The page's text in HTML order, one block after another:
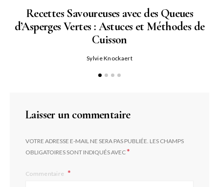
Recettes Savoureuses avec des Queues
d’Asperges Vertes : Astuces et Méthodes de
Cuisson
Sylvie Knockaert
Laisser un commentaire
VOTRE ADRESSE E-MAIL NE SERA PAS PUBLIÉE. LES CHAMPS
OBLIGATOIRES SONT INDIQUÉS AVEC*
Commentaire